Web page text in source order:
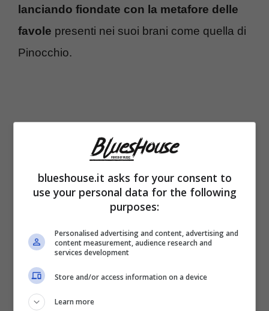
lanciando fiondate con la metafore delle
favole presenti nei suoi brani come quella di
Pinocchio.
Chitarrista, armonicista ma anche il
tamburello a pedale, strumenti che
esprimono l’influenza dei big del genere
blueshouse.it asks for your consent to
use your personal data for the following
purposes:
Personalised advertising and content, advertising and
content measurement, audience research and
services development
Store and/or access information on a device
Learn more